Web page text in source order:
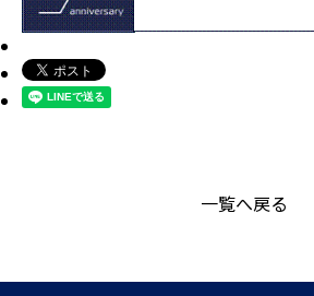
一覧へ戻る